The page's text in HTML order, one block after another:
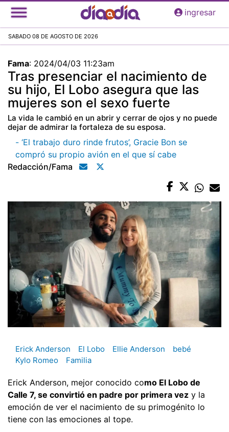
Pasar
al
principal
ingresar
SABADO 08 DE AGOSTO DE 2026
Fama: 2024/04/03 11:23am
Tras presenciar el nacimiento de
su hijo, El Lobo asegura que las
mujeres son el sexo fuerte
La vida le cambió en un abrir y cerrar de ojos y no puede
dejar de admirar la fortaleza de su esposa.
- ‘El trabajo duro rinde frutos’, Gracie Bon se
compró su propio avión en el que sí cabe
Redacción/fama
Erick Anderson El Lobo Ellie Anderson
bebé
Kylo Romeo
Familia
Erick Anderson, mejor conocido como El Lobo de
Calle 7, se convirtió en padre por primera vez y la
emoción de ver el nacimiento de su primogénito lo
tiene con las emociones al tope.